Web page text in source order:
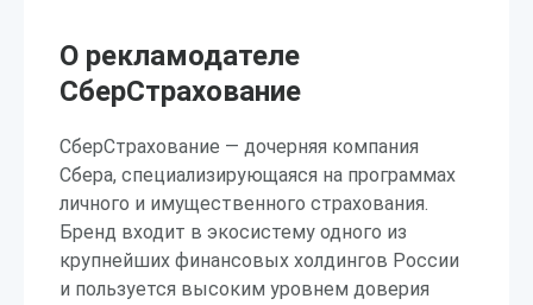
О рекламодателе
СберСтрахование
СберСтрахование — дочерняя компания
Сбера, специализирующаяся на программах
личного и имущественного страхования.
Бренд входит в экосистему одного из
крупнейших финансовых холдингов России
и пользуется высоким уровнем доверия